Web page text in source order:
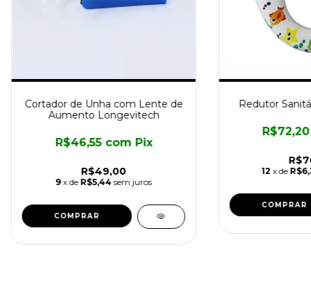
Cortador de Unha com Lente de
Aumento Longevitech
R$49,00
R$46,55 com Pix
9 x de R$5,44 sem juros
Redutor
12 x de